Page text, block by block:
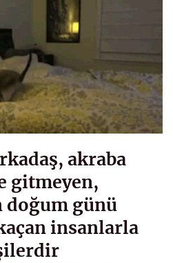
akraba
gitmeyen,
doğum günü
insanlarla